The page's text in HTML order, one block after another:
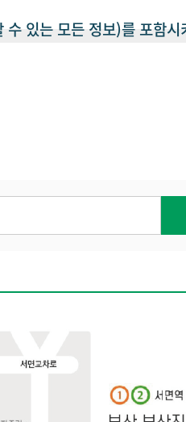
있는 모든 정보)를 포함시